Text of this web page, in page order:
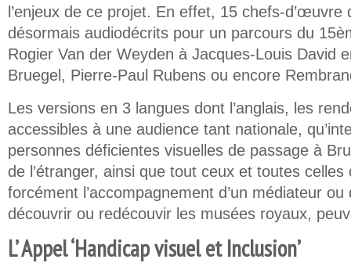
l’enjeux de ce projet. En effet, 15 chefs-
désormais audiodécrits pour un parcours du
Rogier Van der Weyden à Jacques-Louis David
Bruegel, Pierre-Paul Rubens ou encore
Les versions en 3 langues dont l’anglais, les
accessibles à une audience tant nationale,
personnes déficientes visuelles de passage à
de l’étranger, ainsi que tout ceux et toutes
forcément l’accompagnement d’un médiateur ou
découvrir ou redécouvir les musées royaux,
L’ Appel ‘Handicap visuel et Inclusion’